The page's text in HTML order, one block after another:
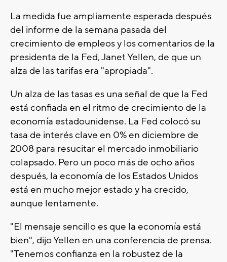
La medida fue ampliamente esperada después
del informe de la semana pasada del
crecimiento de empleos y los comentarios de la
presidenta de la Fed, Janet Yellen, de que un
alza de las tarifas era "apropiada".
Un alza de las tasas es una señal de que la Fed
está confiada en el ritmo de crecimiento de la
economía estadounidense. La Fed colocó su
tasa de interés clave en 0% en diciembre de
2008 para resucitar el mercado inmobiliario
colapsado. Pero un poco más de ocho años
después, la economía de los Estados Unidos
está en mucho mejor estado y ha crecido,
aunque lentamente.
"El mensaje sencillo es que la economía está
bien", dijo Yellen en una conferencia de prensa.
"Tenemos confianza en la robustez de la